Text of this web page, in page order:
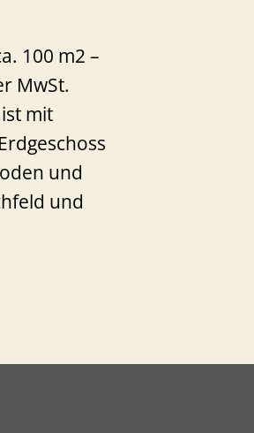
100 m2 –
MwSt.
mit
und
und